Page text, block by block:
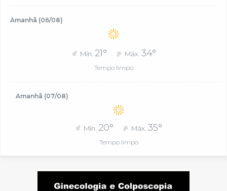
Amanhã (06/08)
Mín. 21° Máx. 34°
Tempo limpo
Amanhã (07/08)
Mín. 20° Máx.35°
Tempo limpo